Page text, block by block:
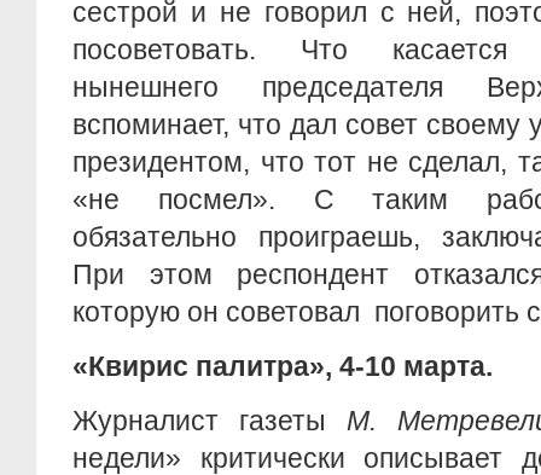
сестрой и не говорил с ней,
посоветовать. Что
нынешнего председателя
вспоминает, что дал совет своему
президентом, что тот не сделал,
«не посмел». С таким
обязательно проиграешь,
При этом респондент
которую он советовал поговорить
«Квирис палитра», 4-10 марта.
Журналист газеты М.
недели» критически описывает